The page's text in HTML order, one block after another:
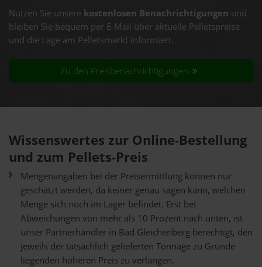
Nutzen Sie unsere kostenlosen Benachrichtigungen und
bleiben Sie bequem per E-Mail über aktuelle Pelletspreise
und die Lage am Pelletsmarkt informiert.
Zu den Preisbenachrichtigungen
Wissenswertes zur Online-Bestellung
und zum Pellets-Preis
Mengenangaben bei der Preisermittlung können nur
geschätzt werden, da keiner genau sagen kann, welchen
Menge sich noch im Lager befindet. Erst bei
Abweichungen von mehr als 10 Prozent nach unten, ist
unser Partnerhändler in Bad Gleichenberg berechtigt, den
jeweils der tatsächlich gelieferten Tonnage zu Grunde
liegenden höheren Preis zu verlangen.